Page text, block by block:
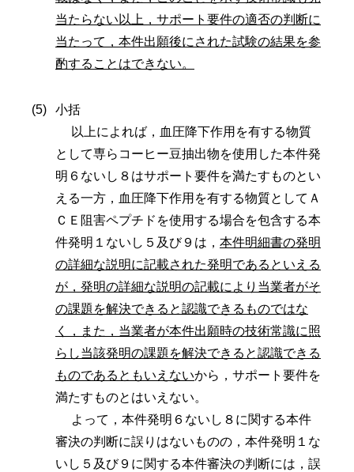
当たらない以上，サポート要件の適否の判断に
当たって，本件出願後にされた試験の結果を参
酌することはできない。
小括
以上によれば，血圧降下作用を有する物質
として専らコーヒー豆抽出物を使用した本件発
明６ないし８はサポート要件を満たすものとい
える一方，血圧降下作用を有する物質としてＡ
ＣＥ阻害ペプチドを使用する場合を包含する本
件発明１ないし５及び９は， 本件明細書の発明
の詳細な説明に記載された発明であるといえる
が，発明の詳細な説明の記載により当業者がそ
の課題を解決できると認識できるものではな
く，また，当業者が本件出願時の技術常識に照
らし当該発明の課題を解決できると認識できる
ものであるともいえないから，サポート要件を
満たすものとはいえない。
よって，本件発明６ないし８に関する本件
審決の判断に誤りはないものの，本件発明１な
いし５及び９に関する本件審決の判断には，誤